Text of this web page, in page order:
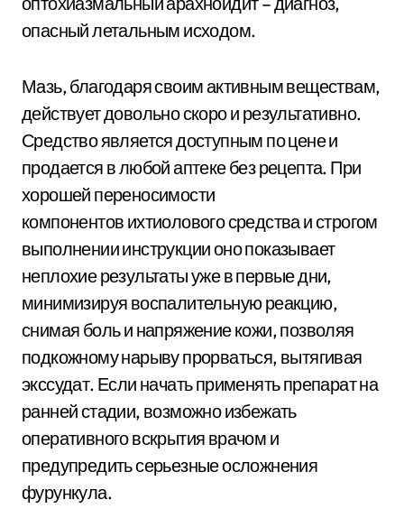
опасный летальным исходом.
Мазь, благодаря своим активным веществам,
действует довольно скоро и результативно.
Средство является доступным по цене и
продается в любой аптеке без рецепта. При
хорошей переносимости
компонентов ихтиолового средства и строгом
выполнении инструкции оно показывает
неплохие результаты уже в первые дни,
минимизируя воспалительную реакцию,
снимая боль и напряжение кожи, позволяя
подкожному нарыву прорваться, вытягивая
экссудат. Если начать применять препарат на
ранней стадии, возможно избежать
оперативного вскрытия врачом и
предупредить серьезные осложнения
фурункула.